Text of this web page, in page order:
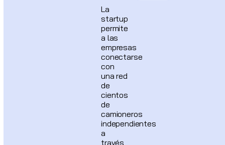
La
startup
permite
a las
empresas
conectarse
con
una red
de
cientos
de
camioneros
independientes
a
través